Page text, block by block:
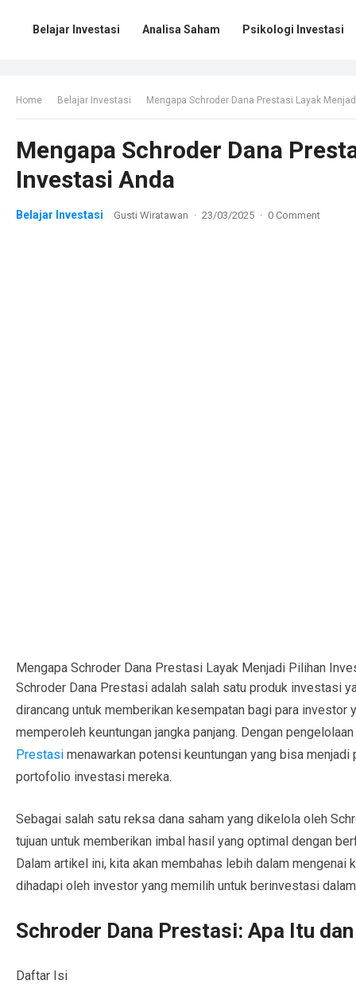
Belajar Investasi Analisa Saham Psikologi Investasi
Home Belajar Investasi Mengapa Schroder Dana Prestasi Layak
Mengapa Schroder Dana
Investasi Anda
Belajar Investasi Gusti Wiratawan · 23/03/2025 · 0 Comment
Mengapa Schroder Dana Prestasi Layak Menjadi Pilihan
Schroder Dana Prestasi adalah salah satu produk investasi
dirancang untuk memberikan kesempatan bagi para
memperoleh keuntungan jangka panjang. Dengan
Prestasi menawarkan potensi keuntungan yang bisa
portofolio investasi mereka.
Sebagai salah satu reksa dana saham yang dikelola oleh
tujuan untuk memberikan imbal hasil yang optimal dengan
Dalam artikel ini, kita akan membahas lebih dalam
dihadapi oleh investor yang memilih untuk berinvestasi
Schroder Dana Prestasi: Apa Itu
Daftar Isi